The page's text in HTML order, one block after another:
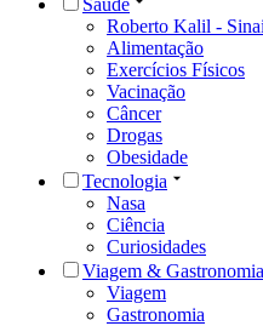
Roberto Kalil -
Alimentação
Exercícios Físicos
Vacinação
Câncer
Drogas
Obesidade
Tecnologia
Nasa
Ciência
Curiosidades
Viagem & Gastronomia
Viagem
Gastronomia